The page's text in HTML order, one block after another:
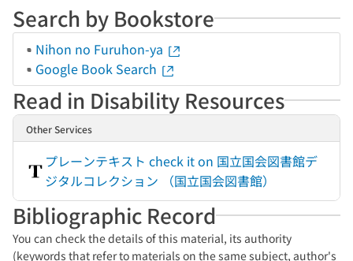
Search by Bookstore
Nihon no Furuhon-ya
Google Book Search
Read in Disability Resources
Other Services
プレーンテキスト check it on 国立国会図書館デ
ジタルコレクション （国立国会図書館）
Bibliographic Record
You can check the details of this material, its authority
(keywords that refer to materials on the same subject, author's